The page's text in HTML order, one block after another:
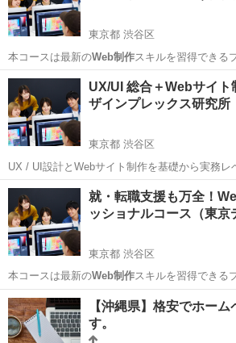
東京都 渋谷区
本コースは最新のWeb制作スキルを習得できる
では世界標準Web言語「HTML Living Standard
フト「Photoshop / Illustrator / Visual...
東京 渋谷区 Webデザイナー
UX/UI 総合＋Webサイト
ザインプレックス研究
東京都 渋谷区
UX / UI設計とWebサイト制作を基礎から実務レ
ムです。授業では国内最先端のUX / UI設計スキ
情報設計・検証など）を実務レベルまで網羅。
経済学・人間工学・感...
東京 渋谷区 Webデザイナー
就・転職支援も万全！
ッショナルコース（東
東京都 渋谷区
本コースは最新のWeb制作スキルを習得できる
では世界標準Web言語「HTML Living Standard
フト「Photoshop / Illustrator / Visual...
東京 渋谷区 Webデザイナー
【沖縄県】格安でホー
す。